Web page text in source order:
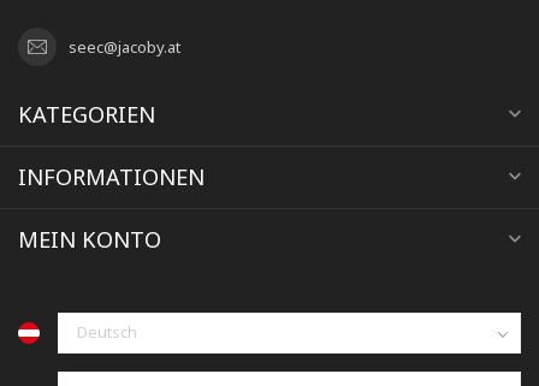
seec@jacoby.at
KATEGORIEN
INFORMATIONEN
MEIN KONTO